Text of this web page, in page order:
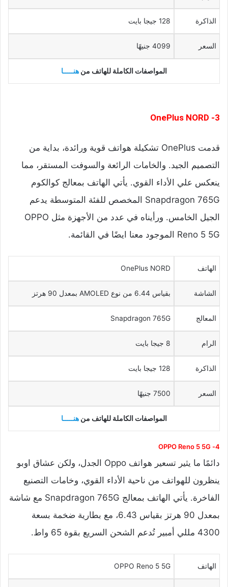
الذاكرة 128 جيجا بايت
السعر 4099 جنيهًا
المواصفات الكاملة للهاتف من هنـــــا
3- OnePlus NORD
قدمت OnePlus تشكيلة هواتف قوية ورائدة، بداية من
التصميم الجيد. والخامات الرائعة والسوفت المستقر، مما
ينعكس علي الأداء القوي. يأتي الهاتف بمعالج كوالكوم
Snapdragon 765G المخصص للفئة المتوسطة يدعم
الجيل الخامس. ورأيناه في عدد من الأجهزة مثل OPPO
Reno 5 5G الموجود معنا ايضًا في القائمة.
الهاتف OnePlus NORD
الشاشة بقياس 6.44 من نوع AMOLED بمعدل 90 هرتز
المعالج Snapdragon 765G
الرام 8 جيجا بايت
الذاكرة 128 جيجا بايت
السعر 7500 جنيهًا
المواصفات الكاملة للهاتف من هنـــــا
4- OPPO Reno 5 5G
دائمًا ما يثير تسعير هواتف Oppo الجدل، ولكن عشاق اوبو
ينظرون للهواتف من ناحية الأداء القوي، وخامات التصنيع
الفاخرة. يأتي الهاتف بمعالج Snapdragon 765G مع شاشة
بمعدل 90 هرتز بقياس 6.43، مع بطارية ضخمة بسعة
4300 مللي أمبير تُدعم الشحن السريع بقوة 65 واط.
الهاتف OPPO Reno 5 5G